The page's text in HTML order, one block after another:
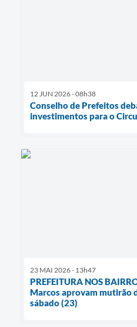
12 JUN 2026 - 08h38
Conselho de Prefeitos
investimentos para o
23 MAI 2026 - 13h47
PREFEITURA NOS
Marcos aprovam mutirão
sábado (23)